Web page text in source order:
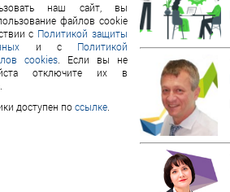
наш сайт, вы
файлов cookie
с Политикой защиты
и с Политикой
cookies . Если вы не
отключите их в
доступен поссылке